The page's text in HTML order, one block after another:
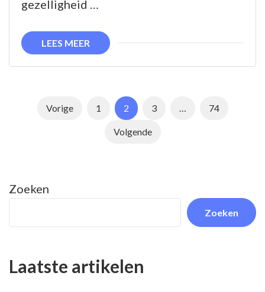
gezelligheid …
LEES MEER
Berichtnavigatie
Vorige Pagina
1 Pagina
2 Pagina
3 Pagina
74
Volgende
Zoeken
Zoeken
Laatste artikelen